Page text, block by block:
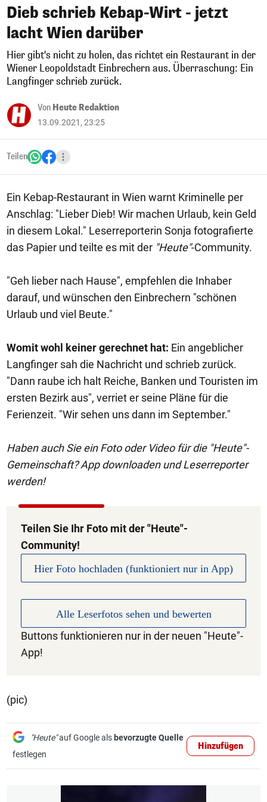
Dieb schrieb Kebap-Wirt - jetzt
lacht Wien darüber
Hier gibt's nicht zu holen, das richtet ein Restaurant in der
Wiener Leopoldstadt Einbrechern aus. Überraschung: Ein
Langfinger schrieb zurück.
Von Heute Redaktion
13.09.2021, 23:25
Teilen
Ein Kebap-Restaurant in Wien warnt Kriminelle per
Anschlag: "Lieber Dieb! Wir machen Urlaub, kein Geld
in diesem Lokal." Leserreporterin Sonja fotografierte
das Papier und teilte es mit der "Heute"-Community.
"Geh lieber nach Hause", empfehlen die Inhaber
darauf, und wünschen den Einbrechern "schönen
Urlaub und viel Beute."
Womit wohl keiner gerechnet hat: Ein angeblicher
Langfinger sah die Nachricht und schrieb zurück.
"Dann raube ich halt Reiche, Banken und Touristen im
ersten Bezirk aus", verriet er seine Pläne für die
Ferienzeit. "Wir sehen uns dann im September."
Haben auch Sie ein Foto oder Video für die "Heute"-
Gemeinschaft? App downloaden und Leserreporter
werden!
Teilen Sie Ihr Foto mit der "Heute"-
Community!
Hier Foto hochladen (funktioniert nur in App)
Alle Leserfotos sehen und bewerten
Buttons funktionieren nur in der neuen "Heute"-
App!
(pic)
"Heute"auf Google als bevorzugte Quelle
festlegen
Hinzufügen
1/4